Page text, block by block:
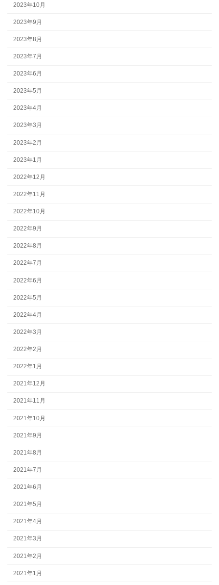
2023年10月
2023年9月
2023年8月
2023年7月
2023年6月
2023年5月
2023年4月
2023年3月
2023年2月
2023年1月
2022年12月
2022年11月
2022年10月
2022年9月
2022年8月
2022年7月
2022年6月
2022年5月
2022年4月
2022年3月
2022年2月
2022年1月
2021年12月
2021年11月
2021年10月
2021年9月
2021年8月
2021年7月
2021年6月
2021年5月
2021年4月
2021年3月
2021年2月
2021年1月